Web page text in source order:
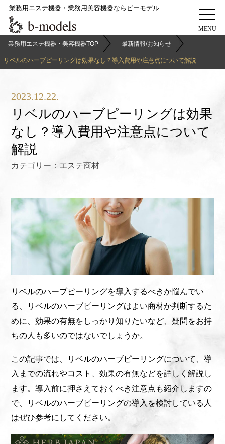
業務用エステ機器・業務用美容機器ならビーモデル
業務用エステ機器・美容機器TOP 最新情報/お知らせ
リベルのハーブピーリングは効果なし？導入費用や注意点について解説
2023.12.22.
リベルのハーブピーリングは効果
なし？導入費用や注意点について
解説
カテゴリー： エステ商材
リベルのハーブピーリングを導入するべきか悩んでい
る、リベルのハーブピーリングはよい商材か判断するた
めに、効果の有無をしっかり知りたいなど、疑問をお持
ちの人も多いのではないでしょうか。
この記事では、リベルのハーブピーリングについて、導
入までの流れやコスト、効果の有無などを詳しく解説し
ます。導入前に押さえておくべき注意点も紹介しますの
で、リベルのハーブピーリングの導入を検討している人
はぜひ参考にしてください。